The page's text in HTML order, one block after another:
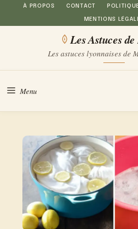
Aller
au
À PROPOS CONTACT
MENTIONS
Les Astuces
Les astuces lyonnaises de
Menu